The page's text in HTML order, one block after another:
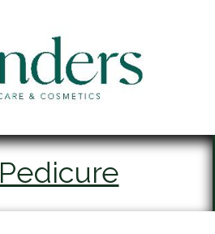
Pedicure